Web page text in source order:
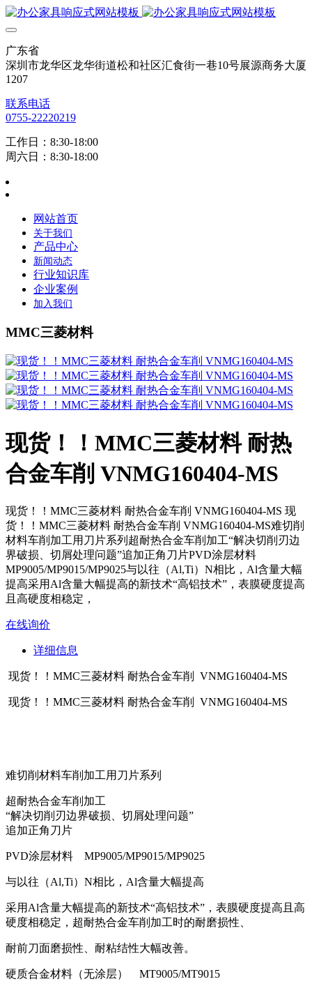
广东省
深圳市龙华区龙华街道松和社区汇食街一巷10号展源商务大厦
1207
联系电话
0755-22220219
工作日：8:30-18:00
周六日：8:30-18:00
网站首页
关于我们
产品中心
新闻动态
行业知识库
企业案例
加入我们
MMC三菱材料
现货！！MMC三菱材料 耐热
合金车削 VNMG160404-MS
现货！！MMC三菱材料 耐热合金车削 VNMG160404-MS 现
货！！MMC三菱材料 耐热合金车削 VNMG160404-MS难切削
材料车削加工用刀片系列超耐热合金车削加工“解决切削刃边
界破损、切屑处理问题”追加正角刀片PVD涂层材料
MP9005/MP9015/MP9025与以往（Al,Ti）N相比，Al含量大幅
提高采用Al含量大幅提高的新技术“高铝技术”，表膜硬度提高
且高硬度相稳定，
在线询价
详细信息
现货！！MMC三菱材料 耐热合金车削 VNMG160404-MS
现货！！MMC三菱材料 耐热合金车削 VNMG160404-MS
难切削材料车削加工用刀片系列
超耐热合金车削加工
“解决切削刃边界破损、切屑处理问题”
追加正角刀片
PVD涂层材料 MP9005/MP9015/MP9025
与以往（Al,Ti）N相比，Al含量大幅提高
采用Al含量大幅提高的新技术“高铝技术”，表膜硬度提高且高
硬度相稳定，超耐热合金车削加工时的耐磨损性、
耐前刀面磨损性、耐粘结性大幅改善。
硬质合金材料（无涂层） MT9005/MT9015